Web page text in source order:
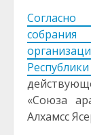
«Союза
Алхамсс